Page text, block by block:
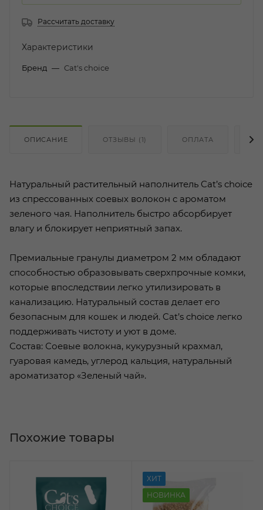
Рассчитать доставку
Характеристики
Бренд — Cat's choice
ОПИСАНИЕ ОТЗЫВЫ (1) ОПЛАТА
Натуральный растительный наполнитель Cat’s choice
из спрессованных соевых волокон с ароматом
зеленого чая. Наполнитель быстро абсорбирует
влагу и блокирует неприятный запах.
Премиальные гранулы диаметром 2 мм обладают
способностью образовывать сверхпрочные комки,
которые впоследствии легко утилизировать в
канализацию. Натуральный состав делает его
безопасным для кошек и людей. Cat’s choice легко
поддерживать чистоту и уют в доме.
Состав: Соевые волокна, кукурузный крахмал,
гуаровая камедь, углерод кальция, натуральный
ароматизатор «Зеленый чай».
ХИТ
НОВИНКА
Похожие товары